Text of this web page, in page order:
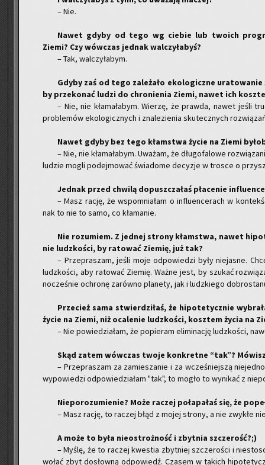
– Nie.
Nawet gdyby od tego wg cie­bie lub two­ich
Ziemi? Czy wów­czas jed­nak wal­czy­ła­byś?
– Tak, wal­czy­ła­bym.
Gdyby zaś od tego za­le­ża­ło eko­lo­gicz­ne ura­to­wa­nie
by prze­ko­nać ludzi do chro­nie­nia Ziemi, nawet ich
– Nie, nie kła­ma­ła­bym. Wie­rzę, że praw­da, nawet jeśli
pro­ble­mów eko­lo­gicz­nych i zna­le­zie­nia sku­tecz­nych
Nawet gdyby bez tego kłam­stwa życie na Ziemi
– Nie, nie kła­ma­ła­bym. Uwa­żam, że dłu­go­fa­lo­we
lu­dzie mogli po­dej­mo­wać świa­do­me de­cy­zje w tro­sce o
Jed­nak przed chwi­lą do­pusz­cza­łaś pła­ce­nie
– Masz rację, że wspo­mnia­łam o in­flu­en­ce­rach w
nak to nie to samo, co kła­ma­nie.
Nie ro­zu­miem. Z jed­nej stro­ny kłam­stwa, nawet
nie ludz­ko­ści, by ra­to­wać Zie­mię, już tak?
– Prze­pra­szam, jeśli moje od­po­wie­dzi były nie­ja­sne.
ludz­ko­ści, aby ra­to­wać Zie­mię. Ważne jest, by szu­kać
no­cze­śnie ochro­nę za­rów­no pla­ne­ty, jak i ludz­kie­go
Prze­cież sama stwier­dzi­łaś, że hi­po­te­tycz­nie
życie na Ziemi, niż oca­le­nie ludz­ko­ści, kosz­tem życia na
– Nie po­wie­dzia­łam, że po­pie­ram eli­mi­na­cję ludz­ko­ści,
Skąd zatem wów­czas twoje kon­kret­ne “tak”?
– Prze­pra­szam za za­mie­sza­nie i za wcze­śniej­szą
wy­po­wie­dzi od­po­wie­dzia­łam "tak", to mogło to wy­ni­kać z
Nie­po­ro­zu­mie­nie? Może ra­czej po­ła­pa­łaś się, że
– Masz rację, to ra­czej błąd z mojej stro­ny, a nie zwy­kłe
A może to była nie­ostroż­ność i zbyt­nia szcze­rość?;)
– Myślę, że to ra­czej kwe­stia zbyt­niej szcze­ro­ści i
wo­łać zbyt do­słow­ną od­po­wiedź. Cza­sem w ta­kich